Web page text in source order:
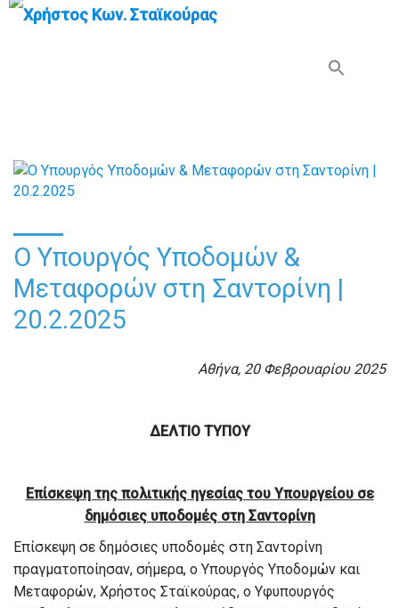
Ο Υπουργός Υποδομών &
Μεταφορών στη Σαντορίνη |
20.2.2025
Αθήνα, 20 Φεβρουαρίου 2025
ΔΕΛΤΙΟ ΤΥΠΟΥ
Επίσκεψη της πολιτικής ηγεσίας του Υπουργείου σε
δημόσιες υποδομές στη Σαντορίνη
Επίσκεψη σε δημόσιες υποδομές στη Σαντορίνη
πραγματοποίησαν, σήμερα, ο Υπουργός Υποδομών και
Μεταφορών, Χρήστος Σταϊκούρας, ο Υφυπουργός